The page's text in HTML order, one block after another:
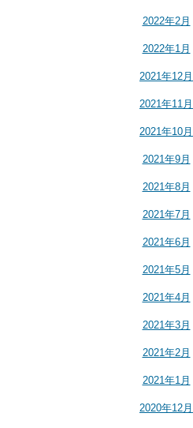
2022年2月
2022年1月
2021年12月
2021年11月
2021年10月
2021年9月
2021年8月
2021年7月
2021年6月
2021年5月
2021年4月
2021年3月
2021年2月
2021年1月
2020年12月